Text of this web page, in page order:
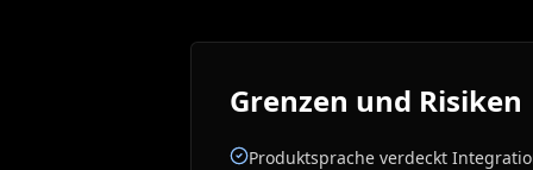
Grenzen und Risiken
Produktsprache verdeckt